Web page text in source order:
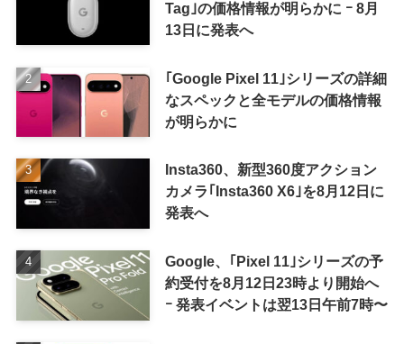
Tag｣の価格情報が明らかに ｰ 8月
13日に発表へ
｢Google Pixel 11｣シリーズの詳細
なスペックと全モデルの価格情報
が明らかに
Insta360、新型360度アクション
カメラ｢Insta360 X6｣を8月12日に
発表へ
Google、｢Pixel 11｣シリーズの予
約受付を8月12日23時より開始へ
ｰ 発表イベントは翌13日午前7時〜